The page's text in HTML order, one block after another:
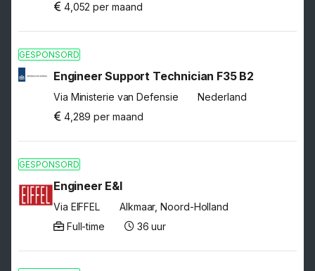
4,052 per maand
GESPONSORD
Engineer Support Technician F35 B2
Via Ministerie van Defensie
Nederland
4,289 per maand
GESPONSORD
Engineer E&I
Via EIFFEL
Alkmaar, Noord-Holland
Full-time
36 uur